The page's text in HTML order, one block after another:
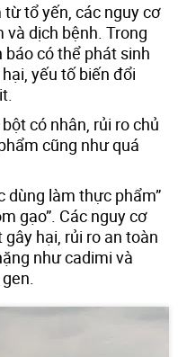
tổ yến, các nguy cơ
dịch bệnh. Trong
có thể phát sinh
yếu tố biến đổi
có nhân, rủi ro chủ
cũng như quá
dùng làm thực phẩm”
gạo”. Các nguy cơ
hại, rủi ro an toàn
như cadimi và